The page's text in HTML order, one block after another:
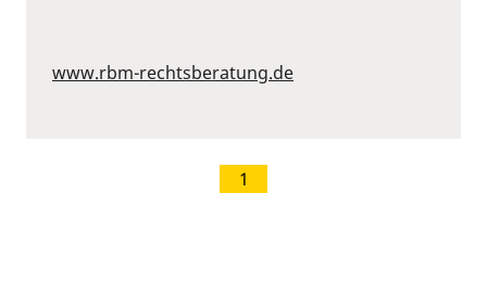
www.rbm-rechtsberatung.de
1